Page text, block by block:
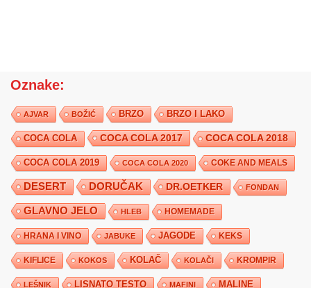
Oznake:
AJVAR BOŽIĆ BRZO BRZO I LAKO
COCA COLA COCA COLA 2017 COCA COLA 2018
COCA COLA 2019 COCA COLA 2020 COKE AND MEALS
DESERT DORUČAK DR.OETKER FONDAN
GLAVNO JELO HLEB HOMEMADE
HRANA I VINO JABUKE JAGODE KEKS
KIFLICE KOKOS KOLAČ KOLAČI KROMPIR
LEŠNIK LISNATO TESTO MAFINI MALINE